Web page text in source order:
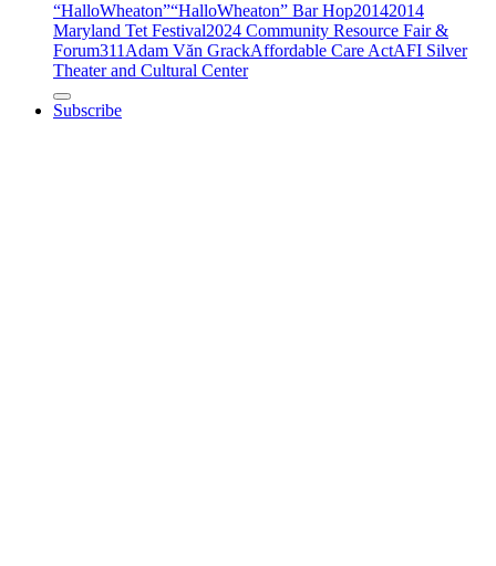
“HalloWheaton”“HalloWheaton” Bar Hop20142014
Maryland Tet Festival2024 Community Resource Fair &
Forum311Adam Văn GrackAffordable Care ActAFI Silver
Theater and Cultural Center
Subscribe